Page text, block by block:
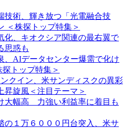
技術、輝き放つ「光電融合技
＜株探トップ特集＞
化、キオクシア関連の最右翼で
思惑も
、AIデータセンター爆需で化け
トップ特集＞
ンクイン、米サンディスクの異彩
昇旋風＜注目テーマ＞
大幅高 力強い利益率に着目も
の１万６０００円台突入、米サ